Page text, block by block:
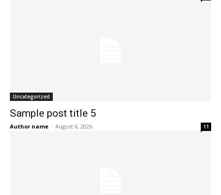
Uncategorized
Sample post title 5
Author name - August 6, 2026 11